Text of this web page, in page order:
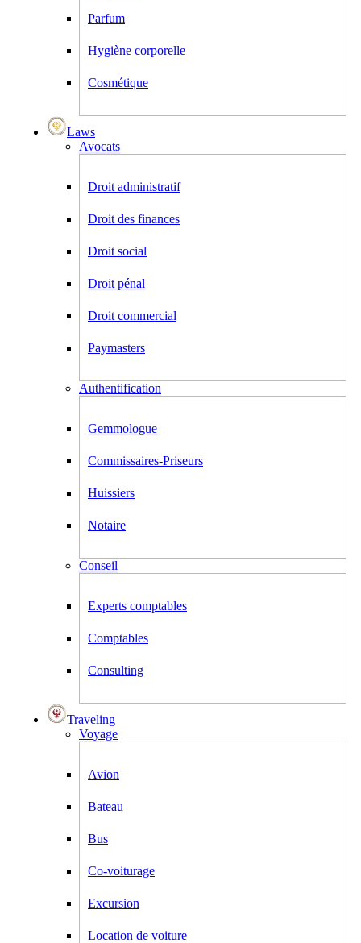
Parfum
Hygiène corporelle
Cosmétique
Laws
Avocats
Droit administratif
Droit des finances
Droit social
Droit pénal
Droit commercial
Paymasters
Authentification
Gemmologue
Commissaires-Priseurs
Huissiers
Notaire
Conseil
Experts comptables
Comptables
Consulting
Traveling
Voyage
Avion
Bateau
Bus
Co-voiturage
Excursion
Location de voiture